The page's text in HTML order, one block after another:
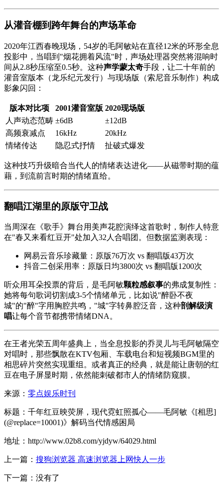
从灌音棚到跨年舞台的声场革命
2020年江西春晚现场，54岁的毛阿敏站在直径12米的环形全息
投影中，当唱到"烟花拥着风流"时，声场处理器突然将混响时
间从2.8秒压缩至0.5秒。这种声学蒙太奇手段，让二十年前的
灌音室版本（龙乐纪元发行）与现场版（索尼音乐制作）构成
影象闪回：
版本对比项 2001灌音室版 2020现场版
人声动态范畴 ±6dB
±12dB
高频衰减点
16kHz
20kHz
情绪传达
隐忍式抒情 扯破式爆发
这种技巧升级暗合当代人的情绪表达进化——从磁带时期的蕴
藉，到流前言时期的情绪直给。
翻唱江湖里的原版守卫战
当周深在《歌手》舞台用美声花腔演绎这首歌时，制作人特意
在"春又来看红豆开"处加入32人合唱团。但数据监测表现：
网易云音乐珍藏量：原版76万次 vs 翻唱版43万次
抖音二创采用率：原版日均3800次 vs 翻唱版1200次
听众用耳朵投票的背后，是毛阿敏颗粒感叙事的弗成复制性：
她将每句歌词切割成3-5个情绪单元，比如说"醉卧不夜
城"的"醉"字用胸腔共鸣，"城"字转鼻腔泛音，这种剖解级演
唱让每个音节都携带情绪DNA。
在王者光荣五周年盛典上，当全息投影的乔灵儿与毛阿敏隔空
对唱时，那些飘散在KTV包厢、车载电台和短视频BGM里的
相思碎片突然实现重组。或者真正的经典，就是能让唐朝的红
豆在电子屏显时期，依然能刺破都市人的情绪防窥膜。
来源： 零点娱乐时刊
标题：千年红豆映荧屏，现代霓虹照孤心——毛阿敏《[相思]
(@replace=10001)》解码当代情感困局
地址：http://www.02b8.com/yjdyw/64029.html
上一篇： 搜狗浏览器 高速浏览器上网快人一步
下一篇：没有了